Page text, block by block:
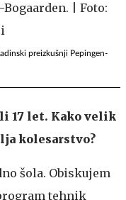
preizkušnji Pepingen-
17 let. Kako velik
kolesarstvo?
šola. Obiskujem
tehnik